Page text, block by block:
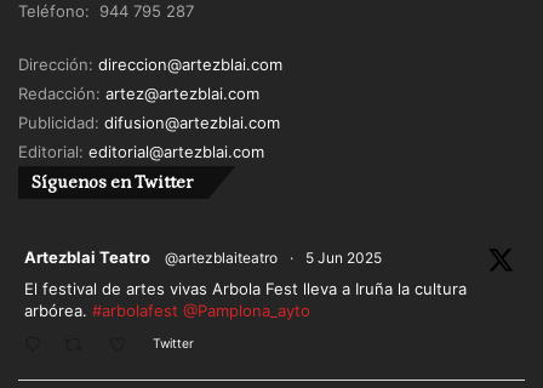
recuperada en la estrena de la temporada del
Azzopardi, se fundió una vez más con la música de
Carles Santos y la escenografía de Frederic Amat,
en un espectáculo total. Como dijo el crítico Joan
Anton Benach, «una experiencia escrita con
Teléfono: 944 795 287
Dirección: direccion@artezblai.com
Redacción: artez@artezblai.com
Publicidad: difusion@artezblai.com
Editorial: editorial@artezblai.com
Síguenos en Twitter
Artezblai Teatro @artezblaiteatro · 5 Jun 2025
El festival de artes vivas Arbola Fest lleva a Iruña la cultura
arbórea. #arbolafest @Pamplona_ayto
Twitter